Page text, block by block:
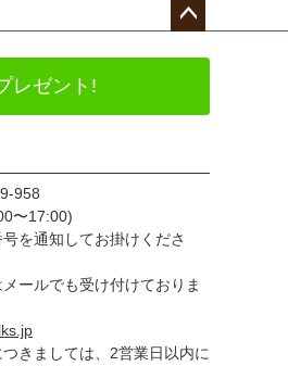
へ
レゼント!
958
〜17:00)
を通知してお掛けくださ
ールでも受け付けておりま
きましては、2営業日以内に